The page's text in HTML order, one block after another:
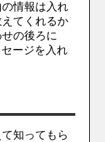
情報は入れ
てくれるか
の後ろに
ージを入れ
知ってもら